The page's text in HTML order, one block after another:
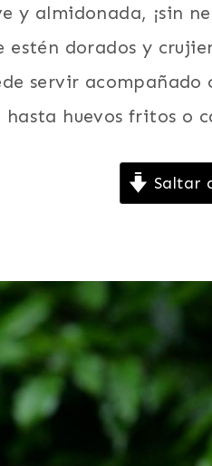
y almidonada, ¡sin
estén dorados y
servir
hasta huevos fritos o
Saltar